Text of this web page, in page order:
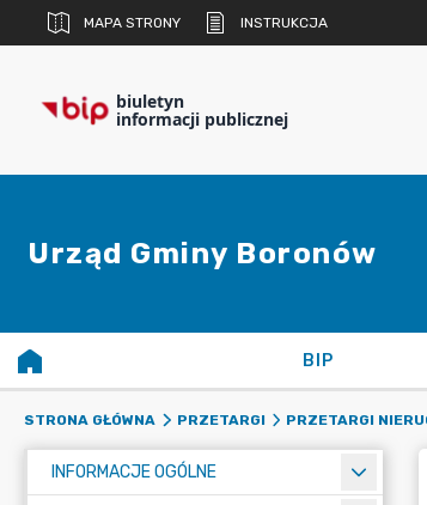
MAPA STRONY INSTRUKCJA
biuletyn
informacji publicznej
Urząd Gminy Boronów
BIP
STRONA GŁÓWNA PRZETARGI PRZETARGI
INFORMACJE OGÓLNE